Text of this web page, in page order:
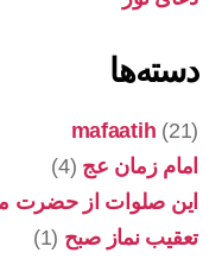
دسته‌ها
mafaatih (21)
امام زمان عج (4)
این صلوات از حضرت
تعقیب نماز صبح (1)